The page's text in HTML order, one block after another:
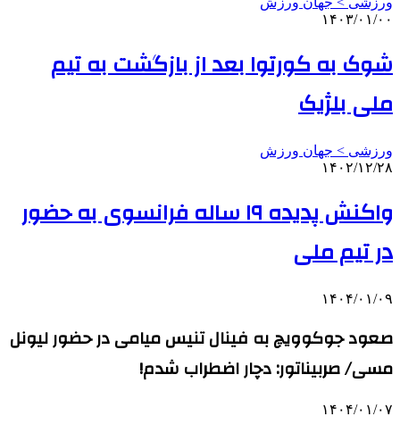
۱۴۰۳/۰۱/۰۰
شوک به کورتوا بعد از بازگشت به تیم
ملی بلژیک
ورزشی > جهان ورزش
۱۴۰۲/۱۲/۲۸
واکنش پدیده ۱۹ ساله فرانسوی به حضور
در تیم ملی
۱۴۰۴/۰۱/۰۹
صعود جوکوویچ به فینال تنیس میامی در حضور لیونل
مسی/ صربیناتور: دچار اضطراب شدم!
۱۴۰۴/۰۱/۰۷